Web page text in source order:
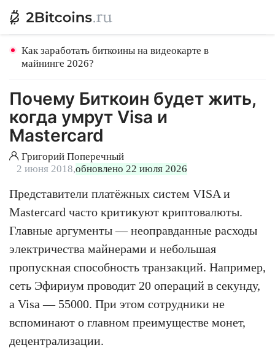
Как заработать биткоины на видеокарте в
майнинге 2026?
Почему Биткоин будет жить,
когда умрут Visa и
Mastercard
Григорий Поперечный
2 июня 2018,обновлено 22 июля 2026
Представители платёжных систем VISA и
Mastercard часто критикуют криптовалюты.
Главные аргументы — неоправданные расходы
электричества майнерами и небольшая
пропускная способность транзакций. Например,
сеть Эфириум проводит 20 операций в секунду,
а Visa — 55000. При этом сотрудники не
вспоминают о главном преимуществе монет,
децентрализации.